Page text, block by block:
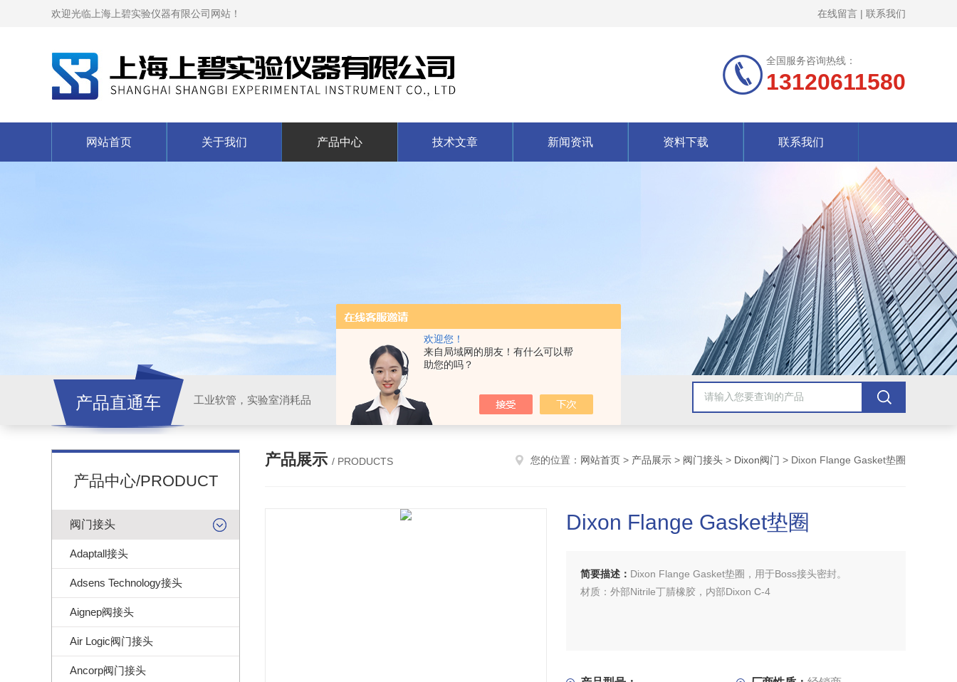
欢迎您！
来自局域网的朋友！有什么可以帮
助您的吗？
欢迎光临上海上碧实验仪器有限公司网站！ 在线留言 | 联系我们
全国服务咨询热线：
13120611580
网站首页 关于我们 产品中心 技术文章 新闻资讯 资料下载 联系我们
产品直通车 工业软管，实验室消耗品
产品中心/PRODUCT
阀门接头
Adaptall接头
Adsens Technology接头
Aignep阀接头
Air Logic阀门接头
Ancorp阀门接头
产品展示 / PRODUCTS 您的位置： 网站首页 > 产品展示 > 阀门接头 > Dixon阀门 > Dixon Flange Gasket垫圈
Dixon Flange Gasket垫圈
简要描述： Dixon Flange Gasket垫圈，用于Boss接头密封。
材质：外部Nitrile丁腈橡胶，内部Dixon C-4